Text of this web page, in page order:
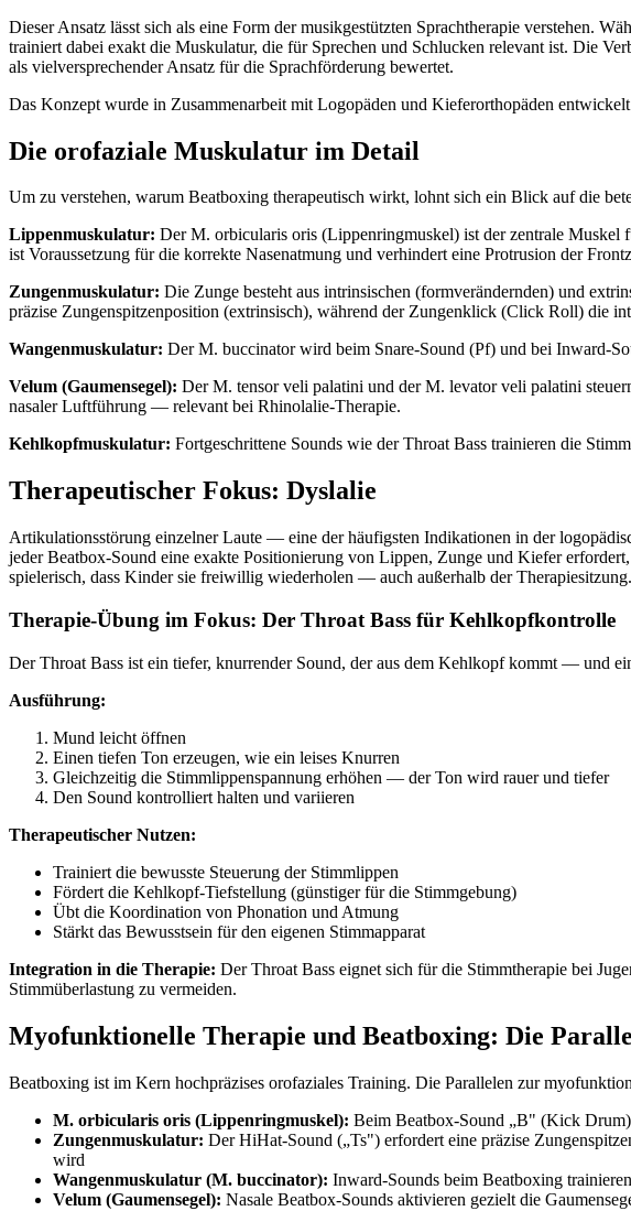
Dieser Ansatz lässt sich als eine Form der musikgestützten Sprachtherapie verstehen.
trainiert dabei exakt die Muskulatur, die für Sprechen und Schlucken relevant ist. Die
als vielversprechender Ansatz für die Sprachförderung bewertet.
Das Konzept wurde in Zusammenarbeit mit Logopäden und Kieferorthopäden
Die orofaziale Muskulatur im Detail
Um zu verstehen, warum Beatboxing therapeutisch wirkt, lohnt sich ein Blick auf die
Lippenmuskulatur: Der M. orbicularis oris (Lippenringmuskel) ist der zentrale
ist Voraussetzung für die korrekte Nasenatmung und verhindert eine Protrusion der
Zungenmuskulatur: Die Zunge besteht aus intrinsischen (formverändernden) und
präzise Zungenspitzenposition (extrinsisch), während der Zungenklick (Click Roll) die
Wangenmuskulatur: Der M. buccinator wird beim Snare-Sound (Pf) und bei Inward-
Velum (Gaumensegel): Der M. tensor veli palatini und der M. levator veli palatini
nasaler Luftführung — relevant bei Rhinolalie-Therapie.
Kehlkopfmuskulatur: Fortgeschrittene Sounds wie der Throat Bass trainieren die
Therapeutischer Fokus: Dyslalie
Artikulationsstörung einzelner Laute — eine der häufigsten Indikationen in der
jeder Beatbox-Sound eine exakte Positionierung von Lippen, Zunge und Kiefer
spielerisch, dass Kinder sie freiwillig wiederholen — auch außerhalb der Therapiesitzung.
Therapie-Übung im Fokus: Der Throat Bass für Kehlkopfkontrolle
Der Throat Bass ist ein tiefer, knurrender Sound, der aus dem Kehlkopf kommt — und
Ausführung:
Mund leicht öffnen
Einen tiefen Ton erzeugen, wie ein leises Knurren
Gleichzeitig die Stimmlippenspannung erhöhen — der Ton wird rauer und tiefer
Den Sound kontrolliert halten und variieren
Therapeutischer Nutzen:
Trainiert die bewusste Steuerung der Stimmlippen
Fördert die Kehlkopf-Tiefstellung (günstiger für die Stimmgebung)
Übt die Koordination von Phonation und Atmung
Stärkt das Bewusstsein für den eigenen Stimmapparat
Integration in die Therapie: Der Throat Bass eignet sich für die Stimmtherapie bei
Stimmüberlastung zu vermeiden.
Myofunktionelle Therapie und Beatboxing: Die
Beatboxing ist im Kern hochpräzises orofaziales Training. Die Parallelen zur
M. orbicularis oris (Lippenringmuskel): Beim Beatbox-Sound „B" (Kick Drum)
Zungenmuskulatur: Der HiHat-Sound („Ts") erfordert eine präzise
wird
Wangenmuskulatur (M. buccinator): Inward-Sounds beim Beatboxing
Velum (Gaumensegel): Nasale Beatbox-Sounds aktivieren gezielt die